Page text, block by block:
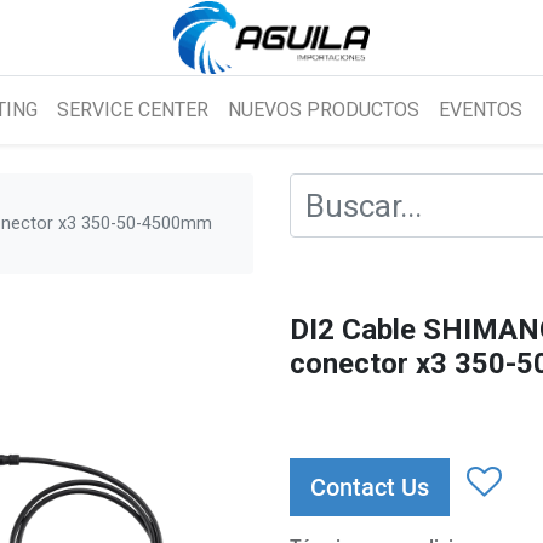
SERVICE CENTER NUEVOS PRODUCTOS EVENTOS
x3 350-50-4500mm
DI2 Cable
conector x3 350-
Contact Us